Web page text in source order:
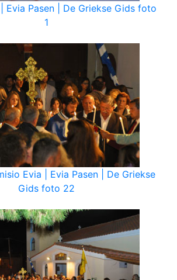
Evia Pasen | De Griekse Gids foto
1
Evia | Evia Pasen | De Griekse
Gids foto 22